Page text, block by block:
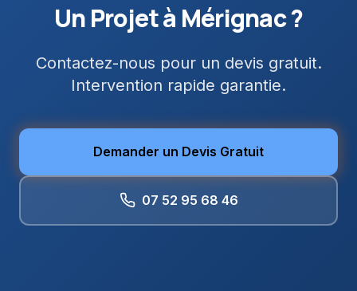
Un Projet à Mérignac?
Contactez-nous pour un devis gratuit.
Intervention rapide garantie.
Demander un Devis Gratuit
07 52 95 68 46